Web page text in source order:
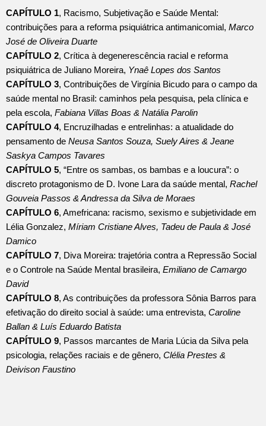
CAPÍTULO 1, Racismo, Subjetivação e Saúde Mental:
contribuições para a reforma psiquiátrica antimanicomial, Marco
José de Oliveira Duarte
CAPÍTULO 2, Crítica à degenerescência racial e reforma
psiquiátrica de Juliano Moreira, Ynaê Lopes dos Santos
CAPÍTULO 3, Contribuições de Virgínia Bicudo para o campo da
saúde mental no Brasil: caminhos pela pesquisa, pela clínica e
pela escola, Fabiana Villas Boas & Natália Parolin
CAPÍTULO 4, Encruzilhadas e entrelinhas: a atualidade do
pensamento de Neusa Santos Souza, Suely Aires & Jeane
Saskya Campos Tavares
CAPÍTULO 5, “Entre os sambas, os bambas e a loucura”: o
discreto protagonismo de D. Ivone Lara da saúde mental, Rachel
Gouveia Passos & Andressa da Silva de Moraes
CAPÍTULO 6, Amefricana: racismo, sexismo e subjetividade em
Lélia Gonzalez, Míriam Cristiane Alves, Tadeu de Paula & José
Damico
CAPÍTULO 7, Diva Moreira: trajetória contra a Repressão Social
e o Controle na Saúde Mental brasileira, Emiliano de Camargo
David
CAPÍTULO 8, As contribuições da professora Sônia Barros para
efetivação do direito social à saúde: uma entrevista, Caroline
Ballan & Luís Eduardo Batista
CAPÍTULO 9, Passos marcantes de Maria Lúcia da Silva pela
psicologia, relações raciais e de gênero, Clélia Prestes &
Deivison Faustino